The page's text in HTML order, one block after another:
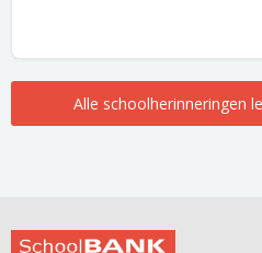
Alle schoolherinneringen